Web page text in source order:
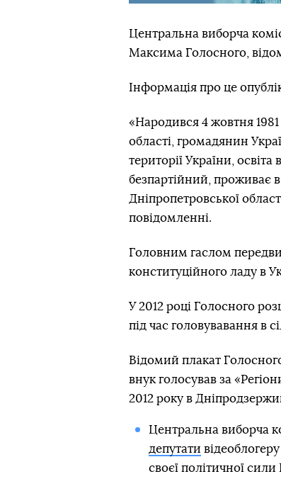
Центральна виборча
Максима Голосного,
Інформація про це
«Народився 4 жовтня
області, громадянин
території України,
безпартійний, проживає
Дніпропетровської
повідомленні.
Головним гаслом
конституційного ладу в
У 2012 році Голосного
під час головувавання в
Відомий плакат
внук голосував за
2012 року в
Центральна виборча
депутати
своєї політичної сили